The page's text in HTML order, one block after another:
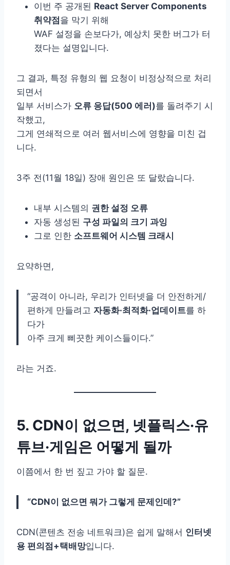
이번 주 공개된 React Server Components
취약점 을 막기 위해
WAF 설정을 손보다가, 예상치 못한 버그가 터
졌다는 설명입니다.
그 결과, 특정 유형의 웹 요청이 비정상적으로 처리
되면서
일부 서비스가 오류 응답(500 에러)를 돌려주기 시
작했고,
그게 연쇄적으로 여러 웹서비스에 영향을 미친 겁
니다.
3주 전(11월 18일) 장애 원인은 또 달랐습니다.
내부 시스템의 권한 설정 오류
자동 생성된 구성 파일의 크기 과잉
그로 인한 소프트웨어 시스템 크래시
요약하면,
“공격이 아니라, 우리가 인터넷을 더 안전하게/
편하게 만들려고 자동화·최적화·업데이트를 하
다가
아주 크게 삐끗한 케이스들이다.”
라는 거죠.
5. CDN이 없으면, 넷플릭스·유
튜브·게임은 어떻게 될까
이쯤에서 한 번 짚고 가야 할 질문.
“CDN이 없으면 뭐가 그렇게 문제인데?”
CDN(콘텐츠 전송 네트워크)은 쉽게 말해서 인터넷
용 편의점+택배망입니다.